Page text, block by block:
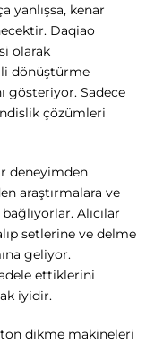
yanlışsa, kenar
Daqiao
olarak
dönüştürme
gösteriyor. Sadece
çözümleri
deneyimden
araştırmalara ve
Alıcılar
setlerine ve delme
geliyor.
ettiklerini
iyidir.
dikme makineleri